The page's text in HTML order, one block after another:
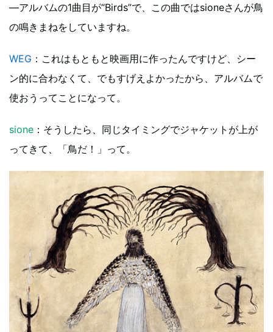
―アルバムの1曲目が“Birds”で、この曲ではsioneさんが鳥
の鳴きまねをしていますね。
WEG ：これはもともと映画用に作ったんですけど、シー
ン的に合わなくて、でもすげえよかったから、アルバムで
使おうってことになって。
sione ：そうしたら、同じタイミングでジャケットが上が
ってきて、「鳥だ！」って。